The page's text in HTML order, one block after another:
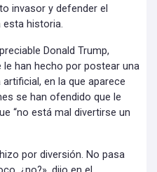
invasor y defender el
esta historia.
Donald Trump,
han hecho por postear una
en la que aparece
se han ofendido que le
“no está mal divertirse un
por diversión. No pasa